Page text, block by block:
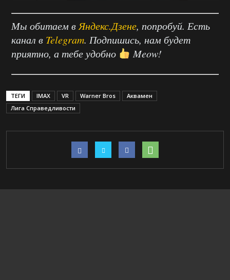
Мы обитаем вЯндекс.Дзене, попробуй. Есть
канал в Telegram. Подпишись, нам будет
приятно, а тебе удобно
Meow!
ТЕГИ IMAX VR Warner Bros
Аквамен
Лига Справедливости